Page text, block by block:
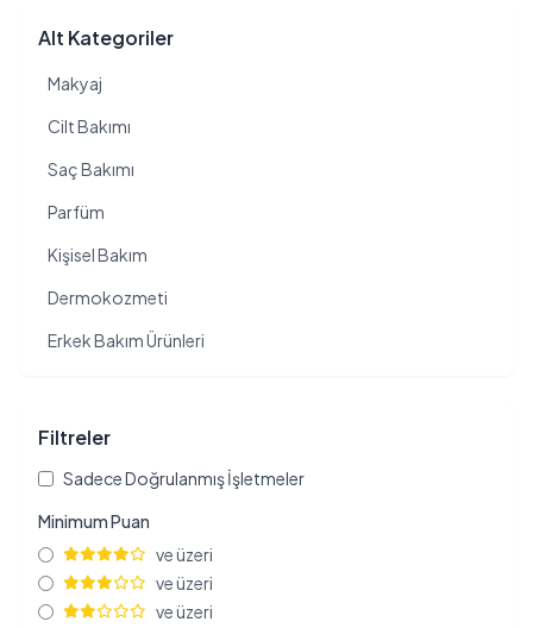
Alt Kategoriler
Makyaj
Cilt Bakımı
Saç Bakımı
Parfüm
Kişisel Bakım
Dermokozmeti
Erkek Bakım Ürünleri
Filtreler
Sadece Doğrulanmış İşletmeler
Minimum Puan
ve üzeri
ve üzeri
ve üzeri